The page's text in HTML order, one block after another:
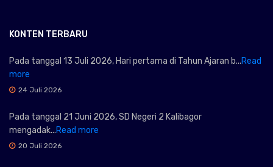
KONTEN TERBARU
Pada tanggal 13 Juli 2026, Hari pertama di Tahun Ajaran b...Read
more
24 Juli 2026
Pada tanggal 21 Juni 2026, SD Negeri 2 Kalibagor
mengadak...Read more
20 Juli 2026